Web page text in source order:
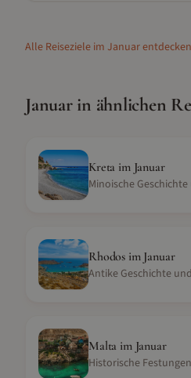
Alle Reiseziele im Januar
Januarin ähnlichen
Kreta im Januar
Minoische
Rhodos im Januar
Antike Geschichte
Malta im Januar